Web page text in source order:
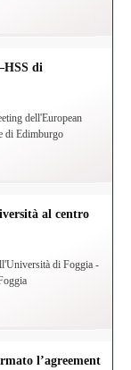
di
dell'European
di Edimburgo
al centro
di Foggia -
l’agreement